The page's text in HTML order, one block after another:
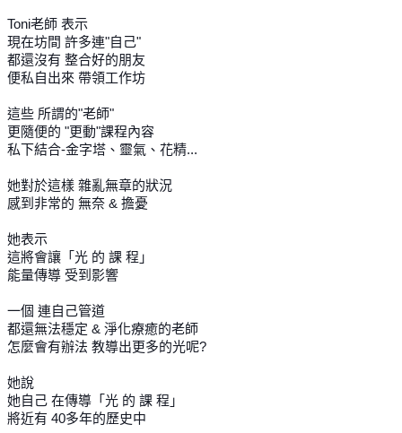
Toni老師 表示
現在坊間 許多連"自己"
都還沒有 整合好的朋友
便私自出來 帶領工作坊
這些 所謂的"老師"
更隨便的 "更動"課程內容
私下結合-金字塔、靈氣、花精...
她對於這樣 雜亂無章的狀況
感到非常的 無奈 & 擔憂
她表示
這將會讓「光 的 課 程」
能量傳導 受到影響
一個 連自己管道
都還無法穩定 & 淨化療癒的老師
怎麼會有辦法 教導出更多的光呢?
她說
她自己 在傳導「光 的 課 程」
將近有 40多年的歷史中